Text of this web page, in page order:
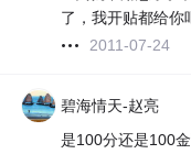
了，我开贴都给你
2011-07-24
碧海情天-赵亮
是100分还是100